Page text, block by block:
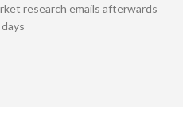
research emails afterwards